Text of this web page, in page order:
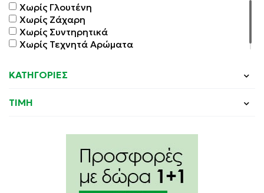
Χωρίς Γλουτένη
Χωρίς Ζάχαρη
Χωρίς Συντηρητικά
Χωρίς Τεχνητά Αρώματα
ΚΑΤΗΓΟΡΙΕΣ
ΤΙΜΗ